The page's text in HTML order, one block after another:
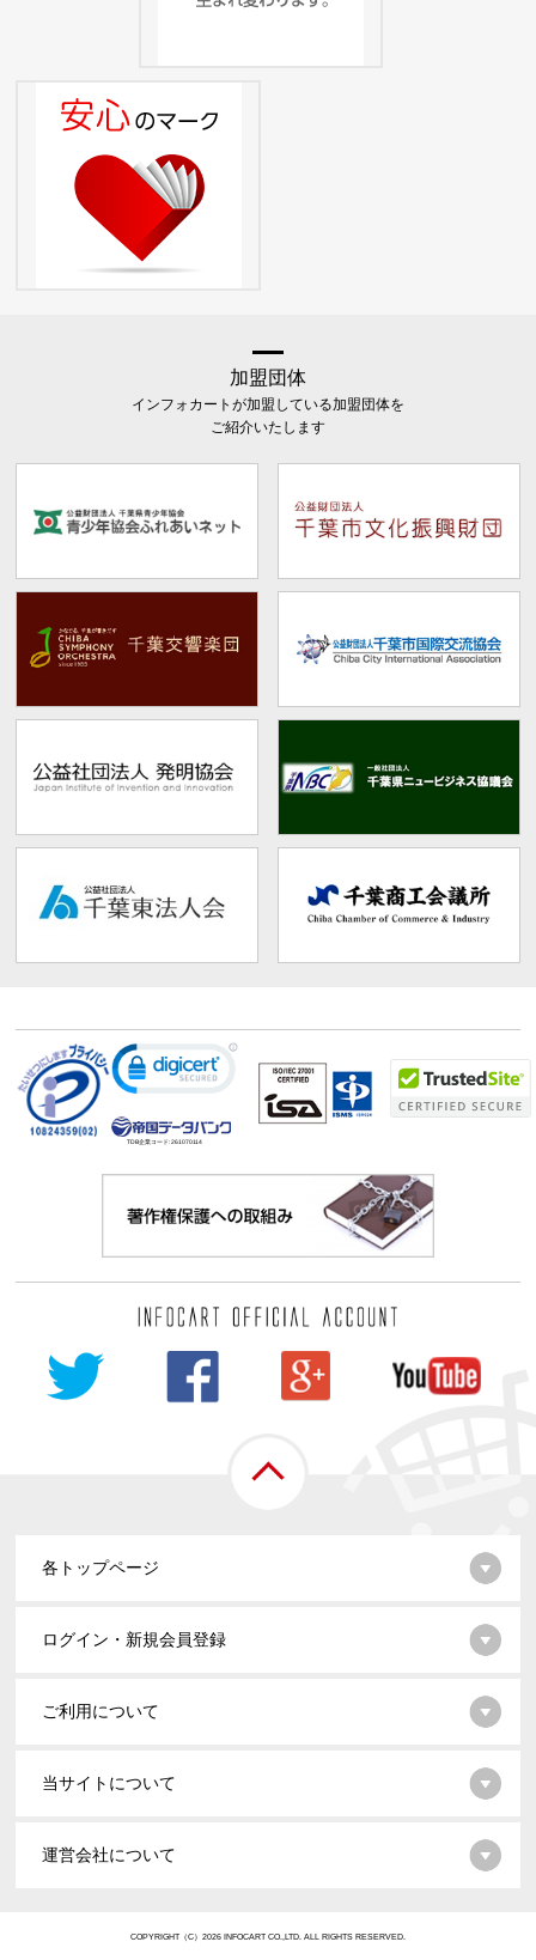
加盟団体
インフォカートが加盟している加盟団体を
ご紹介いたします
TDB企業コード:261070114
各トップページ
ログイン・新規会員登録
ご利用について
当サイトについて
運営会社について
COPYRIGHT（C）2026 INFOCART CO.,LTD. ALL RIGHTS RESERVED.